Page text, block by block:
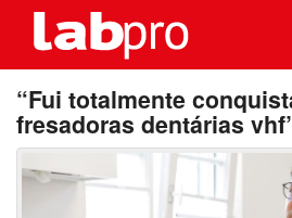
“Fui totalmente
fresadoras dentárias